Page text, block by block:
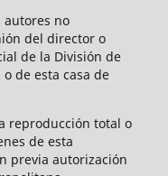
autores no
del director o
de la División de
de esta casa de
reproducción total o
de esta
previa autorización